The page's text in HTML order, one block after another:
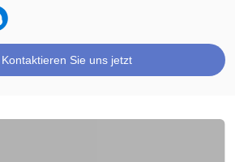
Kontaktieren Sie uns jetzt